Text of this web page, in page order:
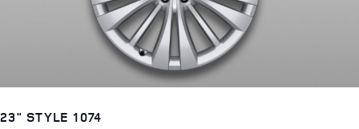
23" STYLE 1074